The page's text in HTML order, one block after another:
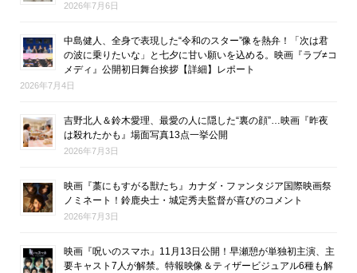
2026年7月6日
中島健人、全身で表現した“令和のスター”像を熱弁！「次は君
の波に乗りたいな」と七夕に甘い願いを込める。映画『ラブ≠コ
メディ』公開初日舞台挨拶【詳細】レポート
2026年7月4日
吉野北人＆鈴木愛理、最愛の人に隠した“裏の顔”…映画『昨夜
は殺れたかも』場面写真13点一挙公開
2026年7月3日
映画『藁にもすがる獣たち』カナダ・ファンタジア国際映画祭
ノミネート！鈴鹿央士・城定秀夫監督が喜びのコメント
2026年7月3日
映画『呪いのスマホ』11月13日公開！早瀬憩が単独初主演、主
要キャスト7人が解禁。特報映像＆ティザービジュアル6種も解